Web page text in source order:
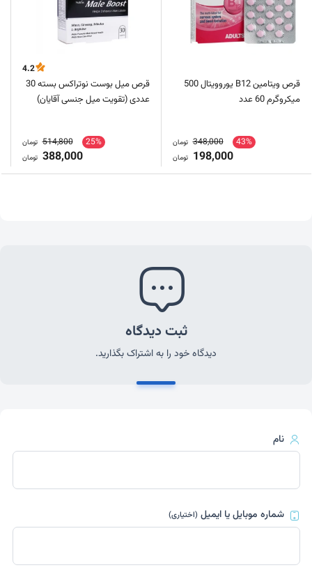
قرص ویتامین B12 یوروویتال 500
میکروگرم 60 عدد
43%
348,000 تومان
198,000 تومان
4.2
قرص میل بوست نوتراکس بسته 30
عددی (تقویت میل جنسی آقایان)
25%
514,800 تومان
388,000 تومان
ثبت دیدگاه
دیدگاه خود را به اشتراک بگذارید.
نام
شماره موبایل یا ایمیل(اختیاری)